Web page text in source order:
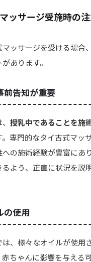
ッサージ受施時の
ッサージを受ける場合
あります。
前告知が重要
授乳中であることを施
。専門的なタイ古式マッ
の施術経験が豊富にあ
よう、正直に状況を説
の使用
、様々なオイルが使用
ちゃんに影響を与える